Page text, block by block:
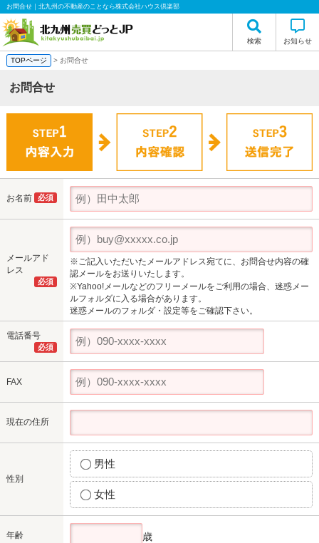
お問合せ｜北九州の不動産のことなら株式会社ハウス倶楽部
検索 お知らせ
TOPページ > お問合せ
お問合せ
お名前 必須
メールアド
レス
必須
※ご記入いただいたメールアドレス宛てに、お問合せ内容の確
認メールをお送りいたします。
※Yahoo!メールなどのフリーメールをご利用の場合、迷惑メー
ルフォルダに入る場合があります。
迷惑メールのフォルダ・設定等をご確認下さい。
電話番号
必須
FAX
現在の住所
性別
男性
女性
年齢 歳